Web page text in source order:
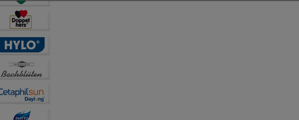
Inhalte anzuzeigen und unser Partnerprogramm zu betreiben.
Statistik & Tracking:
sammeln, mit deren Hilfe wir unsere Website weiter für Sie optimieren
auch die Werbung auf Drittseiten möglichst relevant für Sie zu gestalten.
teilweise an Dritte wie z.B. Google oder soziale Medien übertragen werden.